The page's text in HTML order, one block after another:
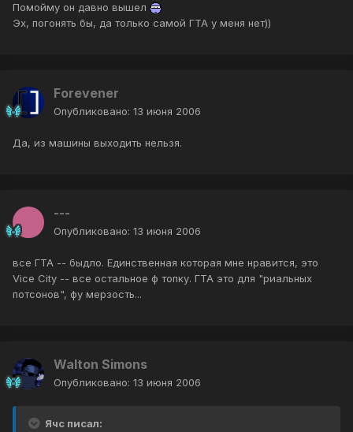
Помойму он давно вышел
Эх, погонять бы, да только самой ГТА у меня нет))
Forevener
Опубликовано: 13 июня 2006
Да, из машины выходить нельзя.
---
Опубликовано: 13 июня 2006
все ГТА -- быдло. Единственная которая мне нравится, это
Vice City -- все остальное ф топку. ГТА это для "риальных
потсонов", фу мерзость...
Walton Simons
Опубликовано: 13 июня 2006
Ячс писал: